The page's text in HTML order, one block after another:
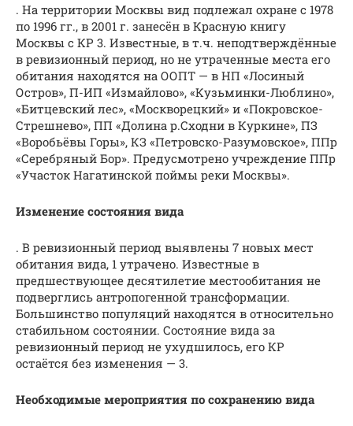
. На территории Москвы вид подлежал охране с 1978
по 1996 гг., в 2001 г. занесён в Красную книгу
Москвы с КР 3. Известные, в т.ч. неподтверждённые
в ревизионный период, но не утраченные места его
обитания находятся на ООПТ — в НП «Лосиный
Остров», П-ИП «Измайлово», «Кузьминки-Люблино»,
«Битцевский лес», «Москворецкий» и «Покровское-
Стрешнево», ПП «Долина р.Сходни в Куркине», ПЗ
«Воробьёвы Горы», КЗ «Петровско-Разумовское», ППр
«Серебряный Бор». Предусмотрено учреждение ППр
«Участок Нагатинской поймы реки Москвы».
Изменение состояния вида
. В ревизионный период выявлены 7 новых мест
обитания вида, 1 утрачено. Известные в
предшествующее десятилетие местообитания не
подверглись антропогенной трансформации.
Большинство популяций находятся в относительно
стабильном состоянии. Состояние вида за
ревизионный период не ухудшилось, его КР
остаётся без изменения — 3.
Необходимые мероприятия по сохранению вида